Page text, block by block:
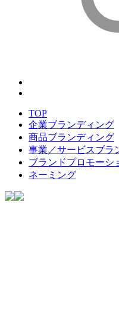
TOP
企業ブランディング
商品ブランディング
事業／サービスブラ
ブランドプロモーシ
ネーミング